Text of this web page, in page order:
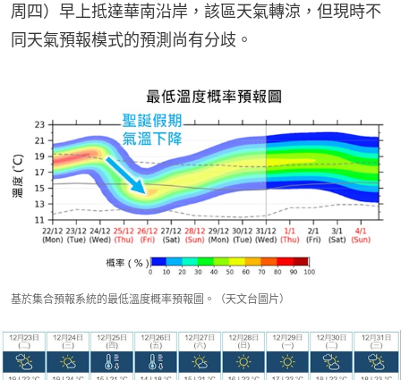
周四）早上抵達華南沿岸，該區天氣轉涼，但現時不
同天氣預報模式的預測尚有分歧。
基於集合預報系統的最低溫度概率預報圖。（天文台圖片）